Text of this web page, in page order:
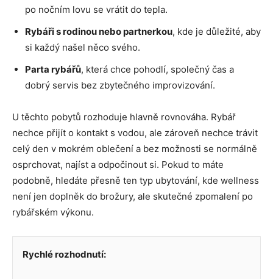
po nočním lovu se vrátit do tepla.
Rybáři s rodinou nebo partnerkou, kde je důležité, aby
si každý našel něco svého.
Parta rybářů, která chce pohodlí, společný čas a
dobrý servis bez zbytečného improvizování.
U těchto pobytů rozhoduje hlavně rovnováha. Rybář
nechce přijít o kontakt s vodou, ale zároveň nechce trávit
celý den v mokrém oblečení a bez možnosti se normálně
osprchovat, najíst a odpočinout si. Pokud to máte
podobně, hledáte přesně ten typ ubytování, kde wellness
není jen doplněk do brožury, ale skutečné zpomalení po
rybářském výkonu.
Rychlé rozhodnutí: